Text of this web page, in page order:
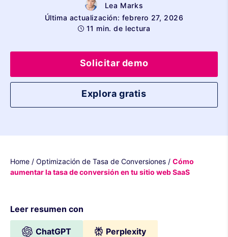
Lea Marks
Última actualización: febrero 27, 2026
11 min. de lectura
Solicitar demo
Explora gratis
Home / Optimización de Tasa de Conversiones / Cómo
aumentar la tasa de conversión en tu sitio web SaaS
Leer resumen con
ChatGPT Perplexity